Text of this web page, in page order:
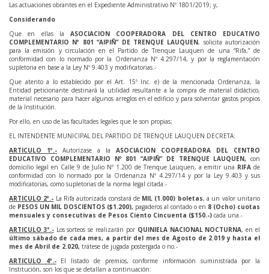
Las actuaciones obrantes en el Expediente Administrativo Nº 1801/2019; y,
Considerando
Que en ellas la ASOCIACION COOPERADORA DEL CENTRO EDUCATIVO
COMPLEMENTARIO Nº 801 “AIPIÑ” DE TRENQUE LAUQUEN, solicita autorización
para la emisión y circulación en el Partido de Trenque Lauquen de una “Rifa,” de
conformidad con lo normado por la Ordenanza Nº 4.297/14, y por la reglamentación
supletoria en base a la Ley Nº 9.403 y modificatorias.-
Que atento a lo establecido por el Art. 15º Inc. e) de la mencionada Ordenanza, la
Entidad peticionante destinará la utilidad resultante a la compra de material didáctico,
material necesario para hacer algunos arreglos en el edificio y para solventar gastos propios
de la Institución.
Por ello, en uso de las facultades legales que le son propias;
EL INTENDENTE MUNICIPAL DEL PARTIDO DE TRENQUE LAUQUEN DECRETA:
ARTICULO 1º.-
Autorízase a la ASOCIACION COOPERADORA DEL CENTRO
EDUCATIVO COMPLEMENTARIO Nº 801 “AIPIÑ” DE TRENQUE LAUQUEN, con
domicilio legal en Calle 9 de Julio Nº 1.200 de Trenque Lauquen, a emitir una RIFA de
conformidad con lo normado por la Ordenanza Nº 4.297/14 y por la Ley 9.403 y sus
modificatorias, como supletorias de la norma legal citada.-
ARTICULO 2º.- La Rifa autorizada constará deMIL (1.000) boletas, a un valor unitario
de PESOS UN MIL DOSCIENTOS ($1.200), pagaderos al contado o en 8 (Ocho) cuotas
mensuales y consecutivas de Pesos Ciento Cincuenta ($150.-) cada una.-
ARTICULO 3º.-Los sorteos se realizarán por QUINIELA NACIONAL NOCTURNA, en el
último sábado de cada mes, a partir del mes de Agosto de 2.019 y hasta el
mes de Abril de 2.020, trátese de jugada postergada o no.-
ARTICULO 4º.-El listado de premios, conforme información suministrada por la
Institución, son los que se detallan a continuación: